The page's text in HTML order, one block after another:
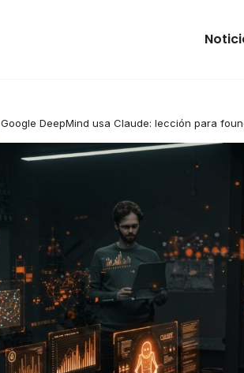
Google DeepMind usa Claude: lección para